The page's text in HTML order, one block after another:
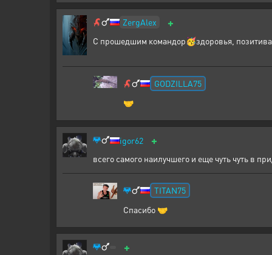
ZergAlex +
С прошедшим командор🥳здоровья,
GODZILLA75
🤝
igor62 +
всего самого наилучшего и еще чуть чуть в
TITAN75
Спасибо 🤝
+